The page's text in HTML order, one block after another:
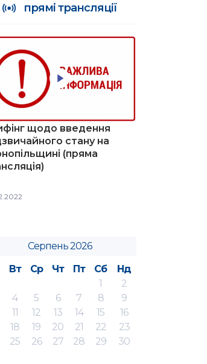
прямі трансляції
щодо введення
стану на
(пряма
Серпень 2026
Вт Ср Чт Пт Сб
Нд
1
2
4 5 6 7 8
9
11 12 13 14 15
16
18 19 20 21 22
23
25 26 27 28 29
30